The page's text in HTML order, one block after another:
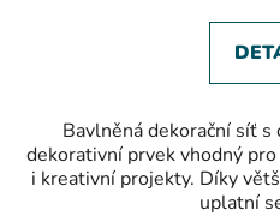
5
Bavlněná dekorační síť
dekorativní prvek vhodný
i kreativní projekty. Díky
uplatní